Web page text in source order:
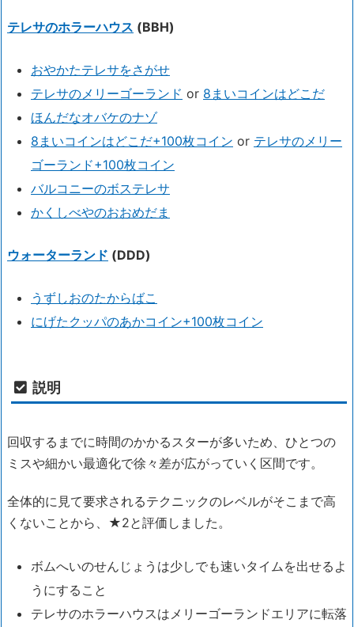
テレサのホラーハウス (BBH)
おやかたテレサをさがせ
テレサのメリーゴーランド or 8まいコインはどこだ
ほんだなオバケのナゾ
8まいコインはどこだ+100枚コイン or テレサのメリー
ゴーランド+100枚コイン
バルコニーのボステレサ
かくしべやのおおめだま
ウォーターランド (DDD)
うずしおのたからばこ
にげたクッパのあかコイン+100枚コイン
説明
回収するまでに時間のかかるスターが多いため、ひとつの
ミスや細かい最適化で徐々差が広がっていく区間です。
全体的に見て要求されるテクニックのレベルがそこまで高
くないことから、★2と評価しました。
ボムへいのせんじょうは少しでも速いタイムを出せるよ
うにすること
テレサのホラーハウスはメリーゴーランドエリアに転落